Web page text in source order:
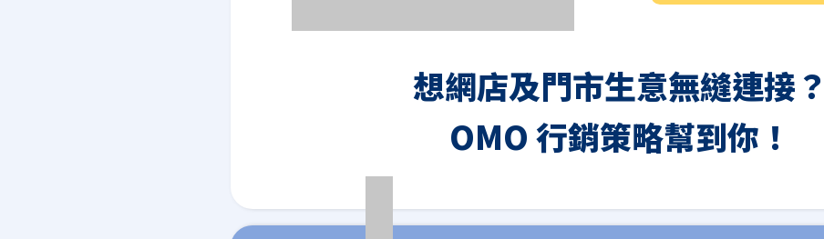
想網店及門市生意無縫連接？
OMO 行銷策略幫到你！